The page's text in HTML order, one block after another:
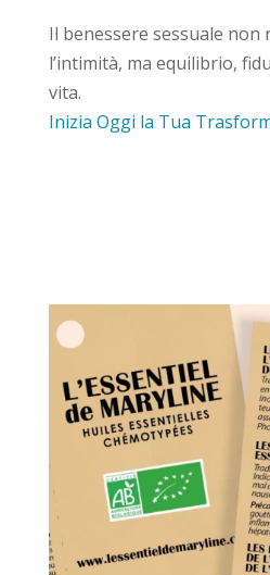
Il benessere sessuale non
l’intimità, ma equilibrio,
vita.
Inizia Oggi la Tua